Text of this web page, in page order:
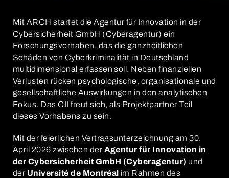
Mit ARCH startet die Agentur für Innovation in der
Cybersicherheit GmbH (Cyberagentur) ein
Forschungsvorhaben, das die ganzheitlichen
Schäden von Cyberkriminalität in Deutschland
multidimensional erfassen soll. Neben finanziellen
Verlusten rücken psychologische, organisationale und
gesellschaftliche Auswirkungen in den analytischen
Fokus. Das CII freut sich, als Projektpartner Teil
dieses Vorhabens zu sein.
Mit der feierlichen Vertragsunterzeichnung am 30.
April 2026 zwischen der Agentur für Innovation in
der Cybersicherheit GmbH (Cyberagentur) und
der Université de Montréal im Rahmen des